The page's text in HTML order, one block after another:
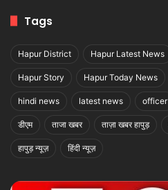
Tags
Hapur District Hapur Latest News
Hapur Story Hapur Today News
hindi news latest news officer
डीएम ताजा खबर ताज़ा खबर हापुड़
हापुड़ न्यूज़ हिंदी न्यूज़